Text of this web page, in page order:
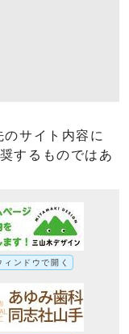
サイト内容に
するものではあ
ィンドウで開く